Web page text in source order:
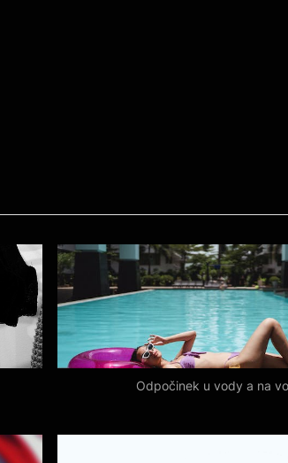
Odpočinek u vody a na